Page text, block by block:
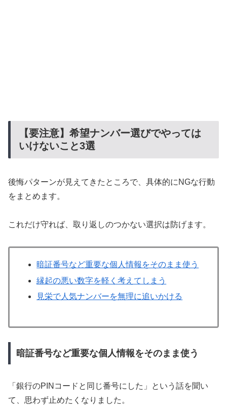
【要注意】希望ナンバー選びでやっては
いけないこと3選
後悔パターンが見えてきたところで、具体的にNGな行動
をまとめます。
これだけ守れば、取り返しのつかない選択は防げます。
暗証番号など重要な個人情報をそのまま使う
縁起の悪い数字を軽く考えてしまう
見栄で人気ナンバーを無理に追いかける
暗証番号など重要な個人情報をそのまま使う
「銀行のPINコードと同じ番号にした」という話を聞い
て、思わず止めたくなりました。